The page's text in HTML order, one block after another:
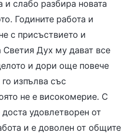
и слабо разбира новата
Годините работа и
с присъствието и
Светия Дух му дават все
и дори още повече
изпълва със
не е високомерие. С
удовлетворен от
и е доволен от общите